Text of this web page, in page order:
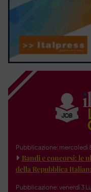
Pubblicazione: mercoledì
Bandi e concorsi: le
della Repubblica
Pubblicazione: venerdì 3